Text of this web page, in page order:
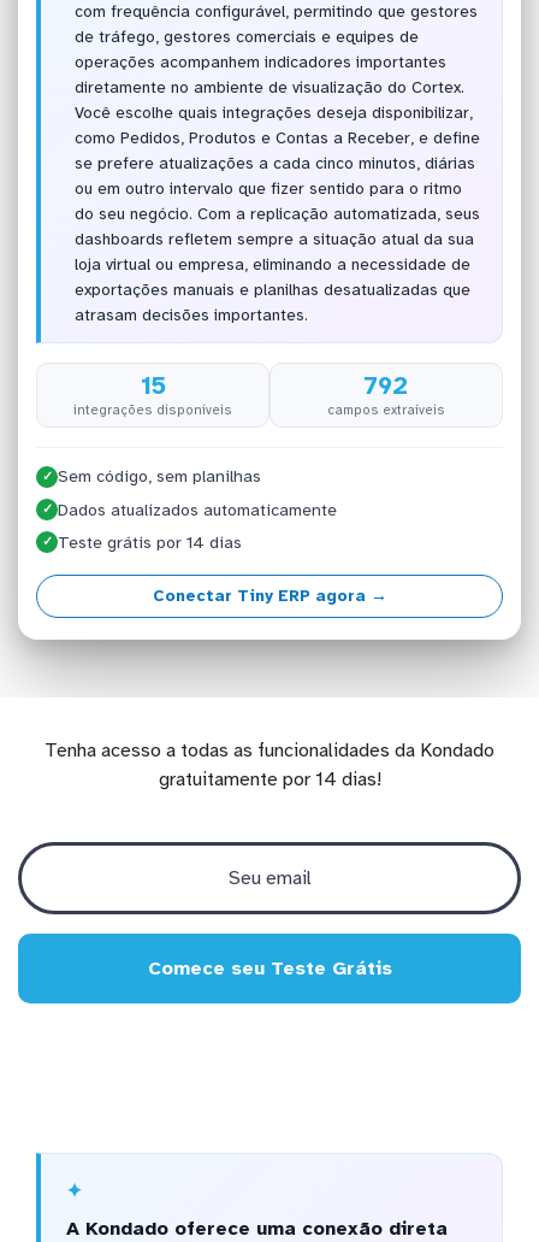
com frequência configurável, permitindo que gestores
de tráfego, gestores comerciais e equipes de
operações acompanhem indicadores importantes
diretamente no ambiente de visualização do Cortex.
Você escolhe quais integrações deseja disponibilizar,
como Pedidos, Produtos e Contas a Receber, e define
se prefere atualizações a cada cinco minutos, diárias
ou em outro intervalo que fizer sentido para o ritmo
do seu negócio. Com a replicação automatizada, seus
dashboards refletem sempre a situação atual da sua
loja virtual ou empresa, eliminando a necessidade de
exportações manuais e planilhas desatualizadas que
atrasam decisões importantes.
15
integrações disponíveis
792
campos extraíveis
✓ Sem código, sem planilhas
✓ Dados atualizados automaticamente
✓ Teste grátis por 14 dias
Conectar Tiny ERP agora →
Tenha acesso a todas as funcionalidades da Kondado
gratuitamente por 14 dias!
Comece seu Teste Grátis
A Kondado oferece uma conexão direta